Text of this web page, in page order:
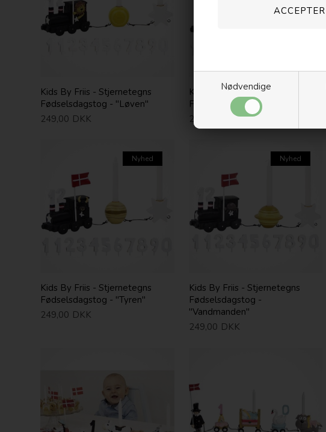
Nødvendige
Kids By Friis - Stjernetegns
Fødselsdagstog - "Løven"
249,00 DKK
Kids By Friis - Stjernetegns
Fødselsdagstog - "Skorpionen"
249,00
DKK
Nyhed
Kids By Friis - Stjernetegns
Fødselsdagstog - "Tyren"
249,00 DKK
Nyhed
Kids By Friis - Stjernetegns
Fødselsdagstog -
"Vandmanden"
249,00 DKK